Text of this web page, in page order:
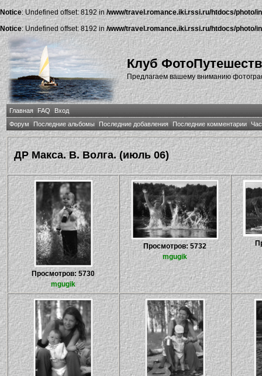
Notice: Undefined offset: 8192 in /www/travel.romance.iki.rssi.ru/htdocs/photo/
Notice: Undefined offset: 8192 in/www/travel.romance.iki.rssi.ru/htdocs/photo/
Клуб
Предлагаем вашему вниманию
Главная FAQ
Вход
Форум
Последние альбомы Последние добавления Последние комментарии
ДР Макса. В. Волга. (июль 06)
Просмотров: 5730
mgugik
Просмотров: 5732
mgugik